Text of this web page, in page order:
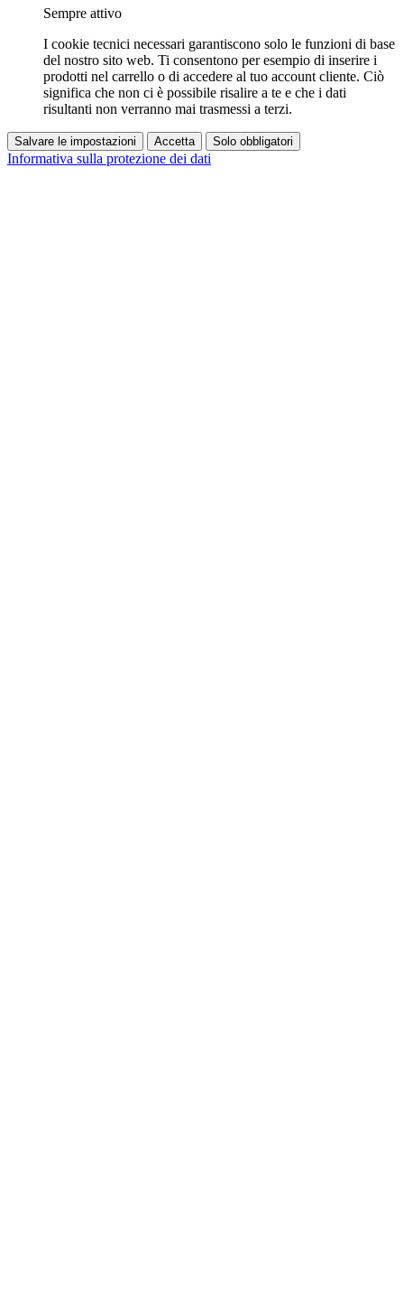
Sempre attivo
I cookie tecnici necessari garantiscono solo le funzioni di base
del nostro sito web. Ti consentono per esempio di inserire i
prodotti nel carrello o di accedere al tuo account cliente. Ciò
significa che non ci è possibile risalire a te e che i dati
risultanti non verranno mai trasmessi a terzi.
Salvare le impostazioni Accetta Solo obbligatori
Informativa sulla protezione dei dati